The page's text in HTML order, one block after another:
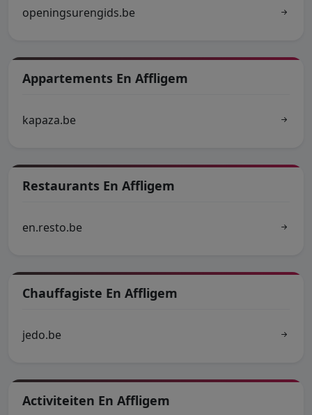
openingsurengids.be
Appartements En Affligem
kapaza.be
Restaurants En Affligem
en.resto.be
Chauffagiste En Affligem
jedo.be
Activiteiten En Affligem